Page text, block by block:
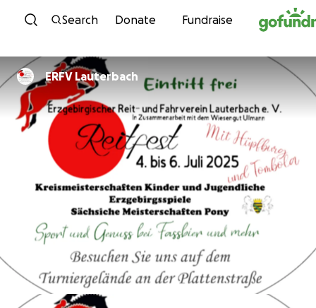
Skip to content
Search Donate Fundraise
ERFV Lauterbach